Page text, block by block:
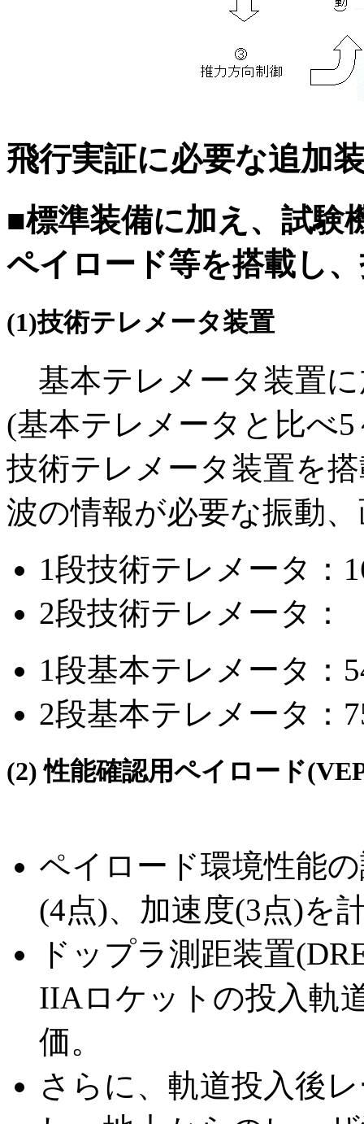
飛行実証に必要な追加
■標準装備に加え、試験
ペイロード等を搭載し
(1)技術テレメータ装置
基本テレメータ装置
(基本テレメータと比べ
技術テレメータ装置を
波の情報が必要な振動
1段技術テレメータ：
2段技術テレメータ：
1段基本テレメータ：
2段基本テレメータ：
(2) 性能確認用ペイロード
ペイロード環境性能
(4点)、加速度(3点)を
ドップラ測距装置
IIAロケットの投入軌
価。
さらに、軌道投入後